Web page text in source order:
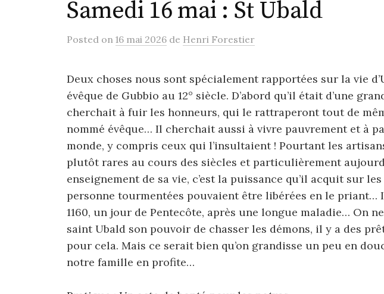
Samedi 16 mai : St Ubald
Posted on 16 mai 2026 de Henri Forestier
Deux choses nous sont spécialement rapportées sur la vie
évêque de Gubbio au 12° siècle. D’abord qu’il était d’une
cherchait à fuir les honneurs, qui le rattraperont tout de
nommé évêque… Il cherchait aussi à vivre pauvrement et à
monde, y compris ceux qui l’insultaient ! Pourtant les
plutôt rares au cours des siècles et particulièrement
enseignement de sa vie, c’est la puissance qu’il acquit sur
personne tourmentées pouvaient être libérées en le priant…
1160, un jour de Pentecôte, après une longue maladie… On
saint Ubald son pouvoir de chasser les démons, il y a des
pour cela. Mais ce serait bien qu’on grandisse un peu en
notre famille en profite…